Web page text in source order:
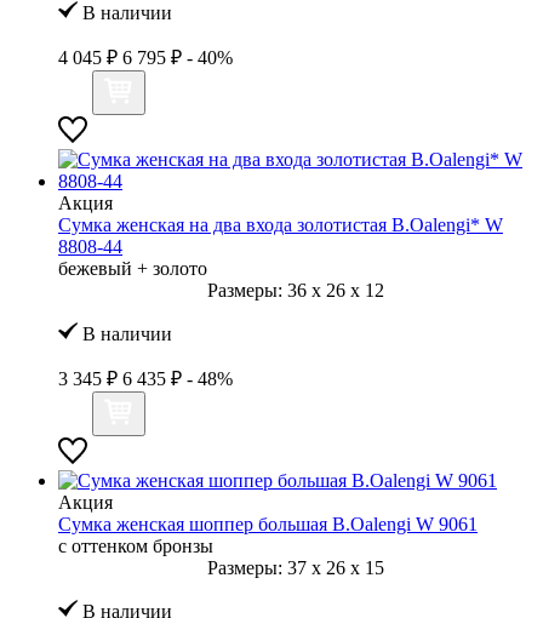
В наличии
4 045 ₽ 6 795 ₽ - 40%
Акция
Сумка женская на два входа золотистая B.Oalengi* W
8808-44
бежевый + золото
Размеры: 36 x 26 x 12
В наличии
3 345 ₽ 6 435 ₽ - 48%
Акция
Сумка женская шоппер большая B.Oalengi W 9061
с оттенком бронзы
Размеры: 37 x 26 x 15
В наличии